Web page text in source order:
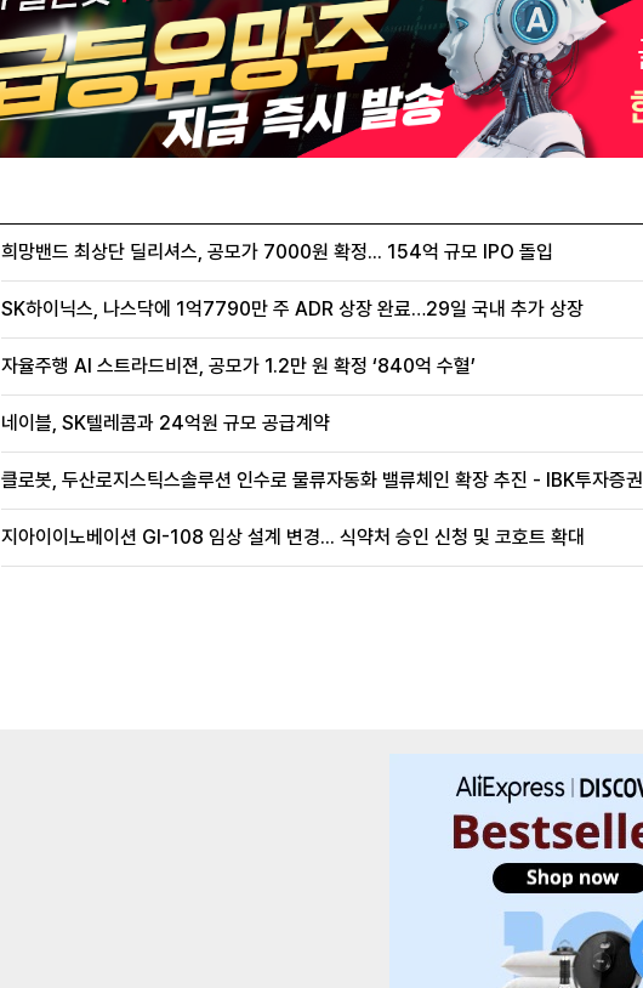
희망밴드 최상단 딜리셔스, 공모가 7000원 확정... 154억 규모 IPO 돌입
SK하이닉스, 나스닥에 1억7790만 주 ADR 상장 완료…29일 국내 추가 상장
자율주행 AI 스트라드비젼, 공모가 1.2만 원 확정 ‘840억 수혈’
네이블, SK텔레콤과 24억원 규모 공급계약
클로봇, 두산로지스틱스솔루션 인수로 물류자동화 밸류체인 확장 추진 - IBK투자증권
지아이이노베이션 GI-108 임상 설계 변경... 식약처 승인 신청 및 코호트 확대